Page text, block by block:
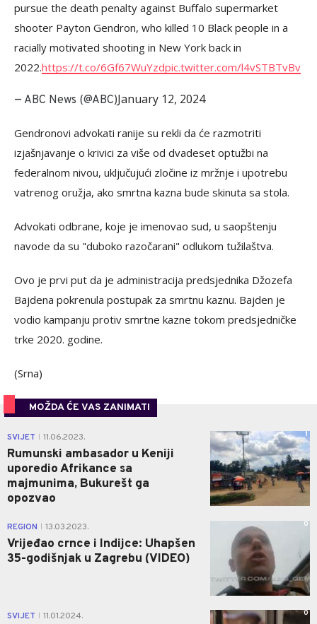
pursue the death penalty against Buffalo supermarket
shooter Payton Gendron, who killed 10 Black people in a
racially motivated shooting in New York back in
2022.https://t.co/6Gf67WuYzdpic.twitter.com/l4vSTBTvBv
— ABC News (@ABC)January 12, 2024
Gendronovi advokati ranije su rekli da će razmotriti
izjašnjavanje o krivici za više od dvadeset optužbi na
federalnom nivou, uključujući zločine iz mržnje i upotrebu
vatrenog oružja, ako smrtna kazna bude skinuta sa stola.
Advokati odbrane, koje je imenovao sud, u saopštenju
navode da su "duboko razočarani" odlukom tužilaštva.
Ovo je prvi put da je administracija predsjednika Džozefa
Bajdena pokrenula postupak za smrtnu kaznu. Bajden je
vodio kampanju protiv smrtne kazne tokom predsjedničke
trke 2020. godine.
(Srna)
MOŽDA ĆE VAS ZANIMATI
SVIJET 11.06.2023.
Rumunski ambasador u Keniji
uporedio Afrikance sa
majmunima, Bukurešt ga
opozvao
1
REGION 13.03.2023.
Vrijeđao crnce i Indijce: Uhapšen
35-godišnjak u Zagrebu (VIDEO)
0
SVIJET 11.01.2024. 0